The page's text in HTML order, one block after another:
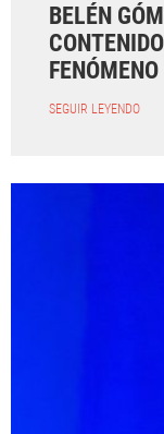
BELÉN
SEGUIR LEYENDO